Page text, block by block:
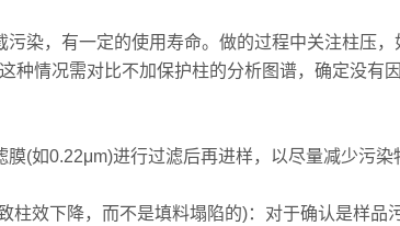
，有一定的使用寿命。做的过程中关注柱压，
种情况需对比不加保护柱的分析图谱，确定没有
如0.22μm)进行过滤后再进样，以尽量减少污染
效下降，而不是填料塌陷的)：对于确认是样品